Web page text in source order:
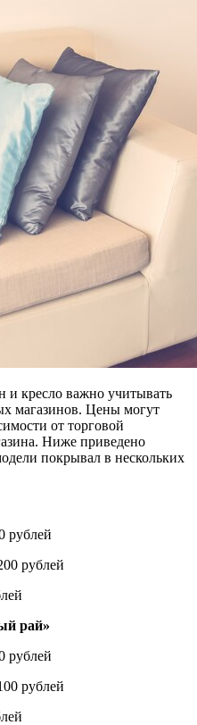
и кресло важно учитывать
магазинов. Цены могут
от торговой
Ниже приведено
покрывал в нескольких
рублей
рублей
рай»
рублей
рублей